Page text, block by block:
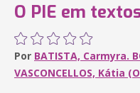
O PIE em
Por BATISTA, Carmyra.
VASCONCELLOS, Kátia